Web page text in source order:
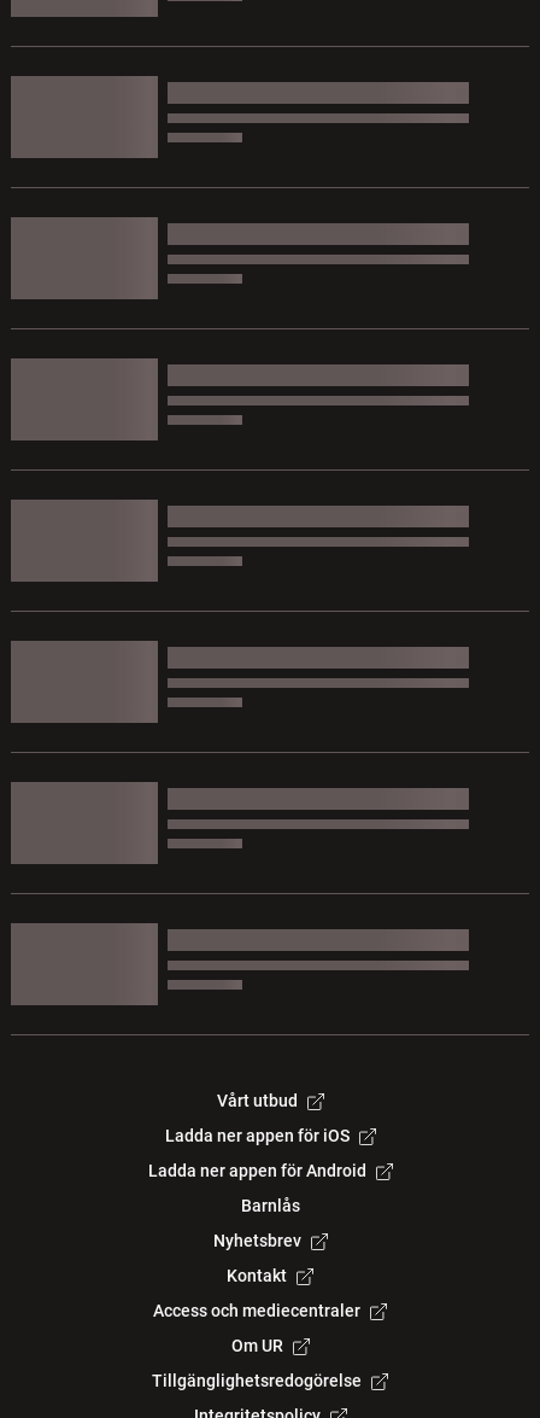
Vårt utbud
Ladda ner appen för iOS
Ladda ner appen för Android
Barnlås
Nyhetsbrev
Kontakt
Access och mediecentraler
Om UR
Tillgänglighetsredogörelse